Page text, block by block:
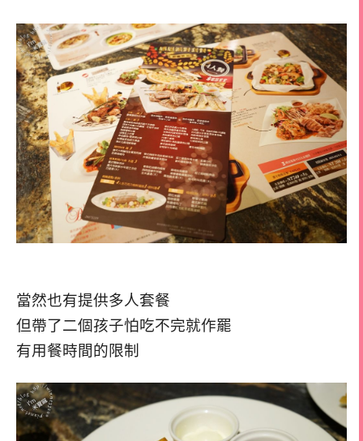
當然也有提供多人套餐
但帶了二個孩子怕吃不完就作罷
有用餐時間的限制